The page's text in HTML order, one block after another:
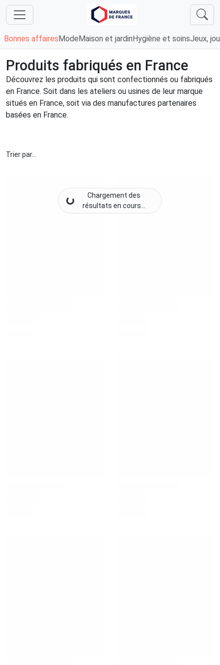
Bonnes affaires Mode Maison et jardin Hygiène et soinsJeux,
Produits fabriqués en France
Découvrez les produits qui sont confectionnés ou fabriqués
en France. Soit dans les ateliers ou usines de leur marque
situés en France, soit via des manufactures partenaires
basées en France.
Trier par...
Chargement des
résultats en cours...